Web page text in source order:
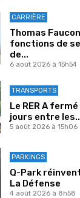
CARRIÈRE
Thomas
fonctions de
de...
6 août 2026 à 15h54
TRANSPORTS
Le RER A
jours entre
5 août 2026 à 15h06
PARKINGS
Q-Park
La Défense
4 août 2026 à 8h58